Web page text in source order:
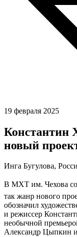
19 февраля 2025
Константин
новый
Инга Бугулова,
В МХТ им. Чехова
так жанр нового
обозначил
и режиссер
необычной
Александр Цыпкин и